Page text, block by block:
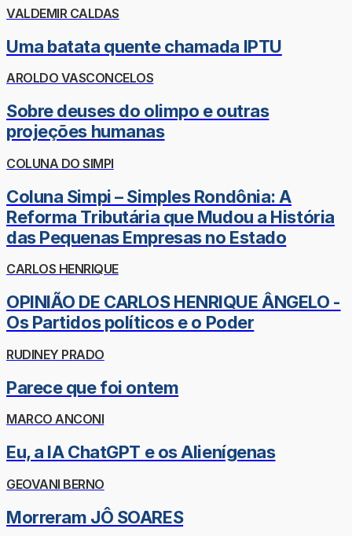
VALDEMIR CALDAS
Uma batata quente chamada IPTU
AROLDO VASCONCELOS
Sobre deuses do olimpo e outras
projeções humanas
COLUNA DO SIMPI
Coluna Simpi – Simples Rondônia: A
Reforma Tributária que Mudou a História
das Pequenas Empresas no Estado
CARLOS HENRIQUE
OPINIÃO DE CARLOS HENRIQUE ÂNGELO -
Os Partidos políticos e o Poder
RUDINEY PRADO
Parece que foi ontem
MARCO ANCONI
Eu, a IA ChatGPT e os Alienígenas
GEOVANI BERNO
Morreram JÔ SOARES